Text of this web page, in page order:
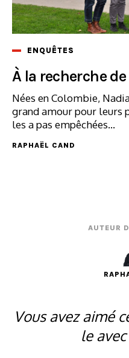
ENQUÊTES
À la recherche
Nées en Colombie,
grand amour pour leurs
les a pas empêchées...
RAPHAËL CAND
AUTEUR
Vous avez aimé
le